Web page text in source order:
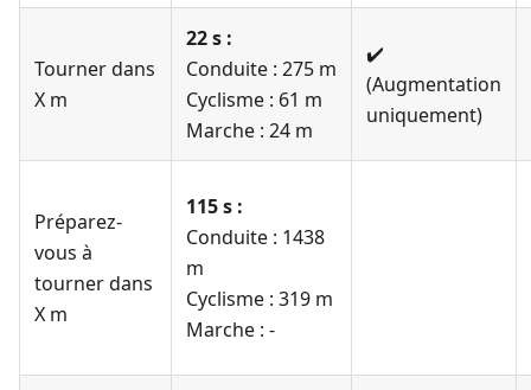
Tourner dans
X m
22 s :
Conduite : 275 m
Cyclisme : 61 m
Marche : 24 m
✔️
(Augmentation
uniquement)
Préparez-
vous à
tourner dans
X m
115 s :
Conduite : 1438
m
Cyclisme : 319 m
Marche : -